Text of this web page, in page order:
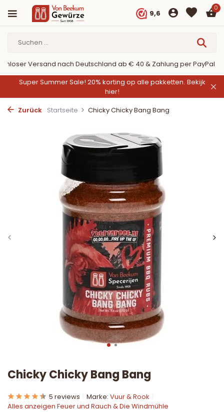
9,6
0
PayPal
9,6/10 Webwinkelkeur ✔
Super Summer Sale! 20% korting op alle pakketten. Bekijk
hier!
Zurück Startseite Chicky Chicky Bang Bang
Chicky Chicky Bang Bang
5 reviews Marke: Vuur & Rook
Alles anzeigen Feuer und Rauch & Die Windmühle